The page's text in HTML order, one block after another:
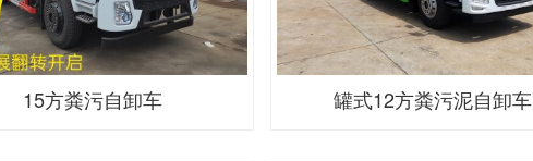
15方粪污自卸车 罐式12方粪污泥自卸车